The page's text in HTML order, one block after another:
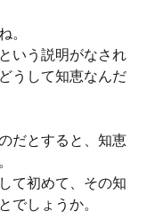
。
いう説明がなされ
うして知恵なんだ
だとすると、知恵
て初めて、その知
でしょうか。